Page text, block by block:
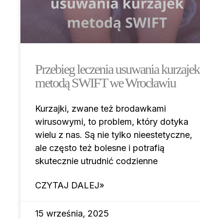
Przebieg leczenia usuwania kurzajek
metodą SWIFT we Wrocławiu
Kurzajki, zwane też brodawkami
wirusowymi, to problem, który dotyka
wielu z nas. Są nie tylko nieestetyczne,
ale często też bolesne i potrafią
skutecznie utrudnić codzienne
CZYTAJ DALEJ»
15 września, 2025